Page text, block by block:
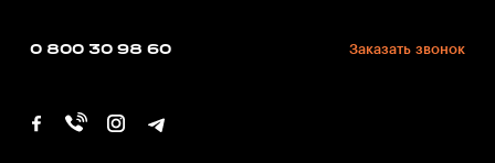
0 800 30 98 60 Заказать звонок